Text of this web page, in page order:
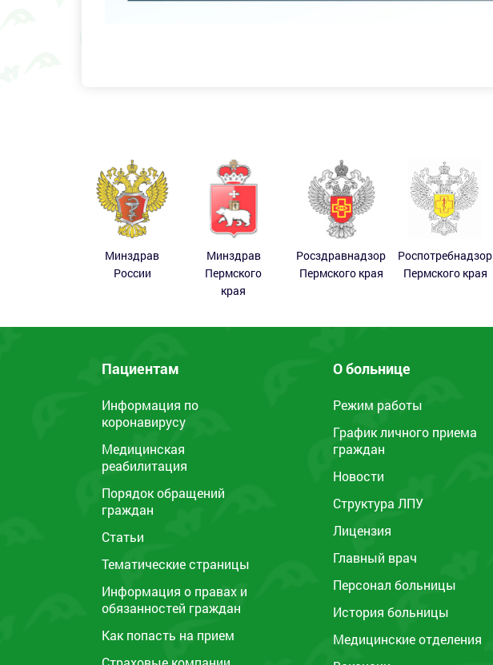
Минздрав
России
Минздрав
Пермского
края
Росздравнадзор
Пермского края
Роспотребнадзор
Пермского края
Пациентам
Информация по
коронавирусу
Медицинская
реабилитация
Порядок обращений
граждан
Статьи
Тематические страницы
Информация о правах и
обязанностей граждан
Как попасть на прием
О больнице
Режим работы
График личного приема
граждан
Новости
Структура ЛПУ
Лицензия
Главный врач
Персонал больницы
История больницы
Медицинские отделения